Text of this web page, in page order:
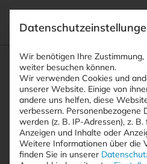
Suchfeld
Breadcrumb-Navigation
STARTSEITE KRITISCHE
Wir benötigen Ihre
weiter besuchen können.
Wir verwenden Cookies und
unserer Website. Einige von
andere uns helfen, diese
verbessern. Personenbezogene
werden (z. B. IP-Adressen), z.
Anzeigen und Inhalte oder
Weitere Informationen über die
finden Sie in unserer